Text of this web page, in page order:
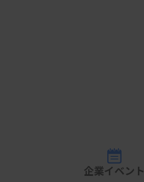
企業イベント